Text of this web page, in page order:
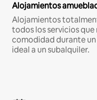
Alojamientos
Alojamientos
todos los servicios
comodidad durante un
ideal a un subalquiler.